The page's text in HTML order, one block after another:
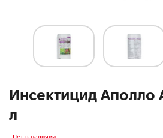
Инсектицид Аполло
л